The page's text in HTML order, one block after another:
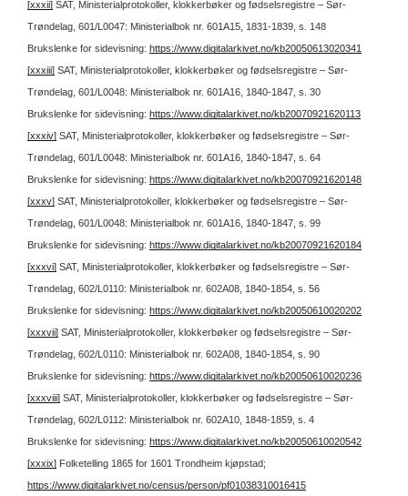
[xxxii] SAT, Ministerialprotokoller, klokkerbøker og fødselsregistre – Sør-
Trøndelag, 601/L0047: Ministerialbok nr. 601A15, 1831-1839, s. 148
Brukslenke for sidevisning: https://www.digitalarkivet.no/kb20050613020341
[xxxiii] SAT, Ministerialprotokoller, klokkerbøker og fødselsregistre – Sør-
Trøndelag, 601/L0048: Ministerialbok nr. 601A16, 1840-1847, s. 30
Brukslenke for sidevisning: https://www.digitalarkivet.no/kb20070921620113
[xxxiv] SAT, Ministerialprotokoller, klokkerbøker og fødselsregistre – Sør-
Trøndelag, 601/L0048: Ministerialbok nr. 601A16, 1840-1847, s. 64
Brukslenke for sidevisning: https://www.digitalarkivet.no/kb20070921620148
[xxxv] SAT, Ministerialprotokoller, klokkerbøker og fødselsregistre – Sør-
Trøndelag, 601/L0048: Ministerialbok nr. 601A16, 1840-1847, s. 99
Brukslenke for sidevisning: https://www.digitalarkivet.no/kb20070921620184
[xxxvi] SAT, Ministerialprotokoller, klokkerbøker og fødselsregistre – Sør-
Trøndelag, 602/L0110: Ministerialbok nr. 602A08, 1840-1854, s. 56
Brukslenke for sidevisning: https://www.digitalarkivet.no/kb20050610020202
[xxxvii] SAT, Ministerialprotokoller, klokkerbøker og fødselsregistre – Sør-
Trøndelag, 602/L0110: Ministerialbok nr. 602A08, 1840-1854, s. 90
Brukslenke for sidevisning: https://www.digitalarkivet.no/kb20050610020236
[xxxviii] SAT, Ministerialprotokoller, klokkerbøker og fødselsregistre – Sør-
Trøndelag, 602/L0112: Ministerialbok nr. 602A10, 1848-1859, s. 4
Brukslenke for sidevisning: https://www.digitalarkivet.no/kb20050610020542
[xxxix] Folketelling 1865 for 1601 Trondheim kjøpstad;
https://www.digitalarkivet.no/census/person/pf01038310016415